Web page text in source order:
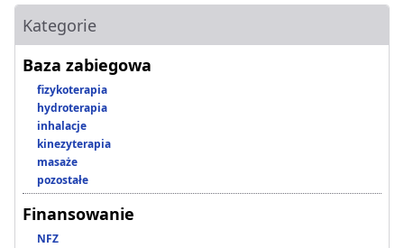
Kategorie
Baza zabiegowa
fizykoterapia
hydroterapia
inhalacje
kinezyterapia
masaże
pozostałe
Finansowanie
NFZ